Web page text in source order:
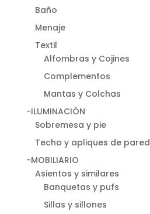
Baño
Menaje
Textil
Alfombras y Cojines
Complementos
Mantas y Colchas
-ILUMINACIÓN
Sobremesa y pie
Techo y apliques de pared
-MOBILIARIO
Asientos y similares
Banquetas y pufs
Sillas y sillones